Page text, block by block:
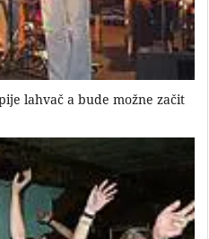
lahvač a bude možne začit